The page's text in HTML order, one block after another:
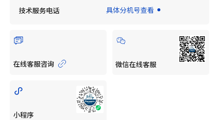
技术服务电话 具体分机号查看
在线客服咨询 微信在线客服
小程序